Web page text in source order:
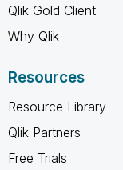
Qlik Gold Client
Why Qlik
Resources
Resource Library
Qlik Partners
Free Trials